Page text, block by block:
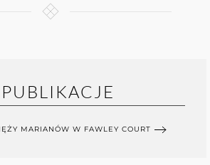
PUBLIKACJE
MARIANÓW W FAWLEY COURT